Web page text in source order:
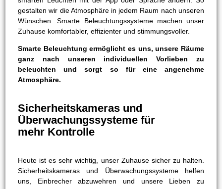
gestalten wir die Atmosphäre in jedem Raum nach unseren
Wünschen. Smarte Beleuchtungssysteme machen unser
Zuhause komfortabler, effizienter und stimmungsvoller.
Smarte Beleuchtung ermöglicht es uns, unsere Räume
ganz nach unseren individuellen Vorlieben zu
beleuchten und sorgt so für eine angenehme
Atmosphäre.
Sicherheitskameras und
Überwachungssysteme für
mehr Kontrolle
Heute ist es sehr wichtig, unser Zuhause sicher zu halten.
Sicherheitskameras und Überwachungssysteme helfen
uns, Einbrecher abzuwehren und unsere Lieben zu